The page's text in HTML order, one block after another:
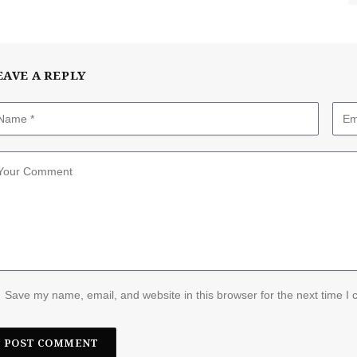
A REPLY
Save my name, email, and website in this browser for the next time I